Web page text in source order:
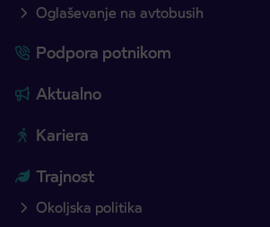
Oglaševanje na avtobusih
Podpora potnikom
Aktualno
Kariera
Trajnost
Okoljska politika